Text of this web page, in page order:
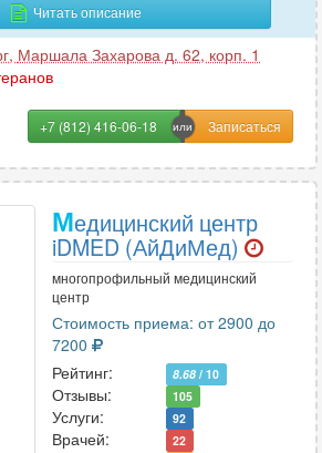
113
38
15
15
168
Читать описание
, Маршала Захарова д. 62, корп. 1
+7 (812) 416-06-18
Медицинский центр
iDMED (АйДиМед)
многопрофильный медицинский
центр
Стоимость приема: от 2900 до
7200
Рейтинг:
8.68 / 10
Отзывы: 105
Услуги: 92
Врачей: 22